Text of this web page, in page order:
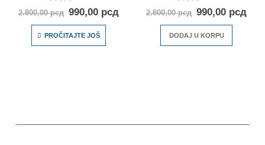
out of 5
2.800,00рсд 990,00 рсд
PROČITAJTE JOŠ
out of 5
2.800,00рсд 990,00 рсд
DODAJ U KORPU